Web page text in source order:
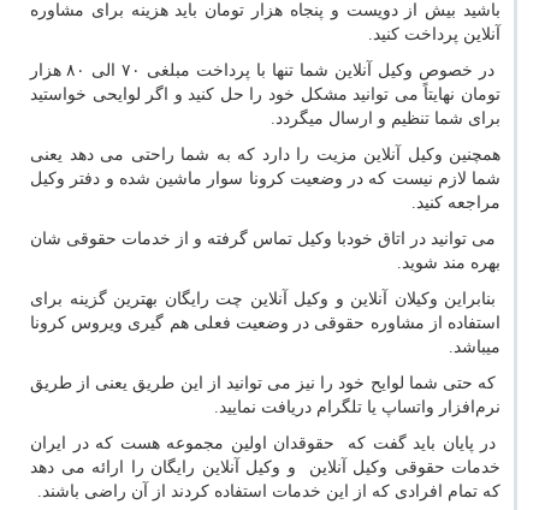
باشید بیش از دویست و پنجاه هزار تومان باید هزینه برای مشاوره
آنلاین پرداخت کنید.
در خصوص وکیل آنلاین شما تنها با پرداخت مبلغی ۷۰ الی ۸۰ هزار
تومان نهایتاً می توانید مشکل خود را حل کنید و اگر لوایحی خواستید
برای شما تنظیم و ارسال میگردد.
همچنین وکیل آنلاین مزیت را دارد که به شما راحتی می دهد یعنی
شما لازم نیست که در وضعیت کرونا سوار ماشین شده و دفتر وکیل
مراجعه کنید.
می توانید در اتاق خودبا وکیل تماس گرفته و از خدمات حقوقی شان
بهره مند شوید.
بنابراین وکیلان آنلاین و وکیل آنلاین چت رایگان بهترین گزینه برای
استفاده از مشاوره حقوقی در وضعیت فعلی هم گیری ویروس کرونا
میباشد.
که حتی شما لوایح خود را نیز می توانید از این طریق یعنی از طریق
نرم‌افزار واتساپ یا تلگرام دریافت نمایید.
در پایان باید گفت که حقوقدان اولین مجموعه هست که در ایران
خدمات حقوقی وکیل آنلاین و وکیل آنلاین رایگان را ارائه می دهد
که تمام افرادی که از این خدمات استفاده کردند از آن راضی باشند.